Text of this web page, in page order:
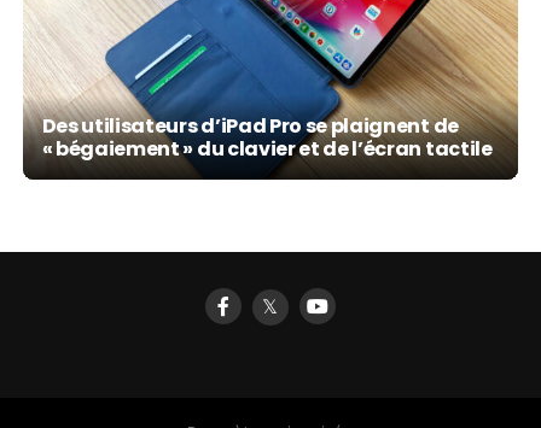
Des utilisateurs d’iPad Pro se plaignent de
« bégaiement » du clavier et de l’écran tactile
𝕏